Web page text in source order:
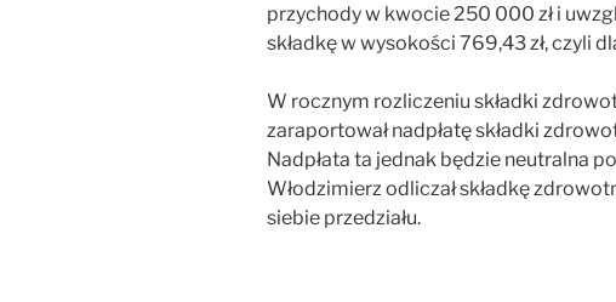
przychody w kwocie 250 000 zł i
składkę w wysokości 769,43 zł, czyli
W rocznym rozliczeniu składki
zaraportował nadpłatę składki
Nadpłata ta jednak będzie neutralna
Włodzimierz odliczał składkę
siebie przedziału.